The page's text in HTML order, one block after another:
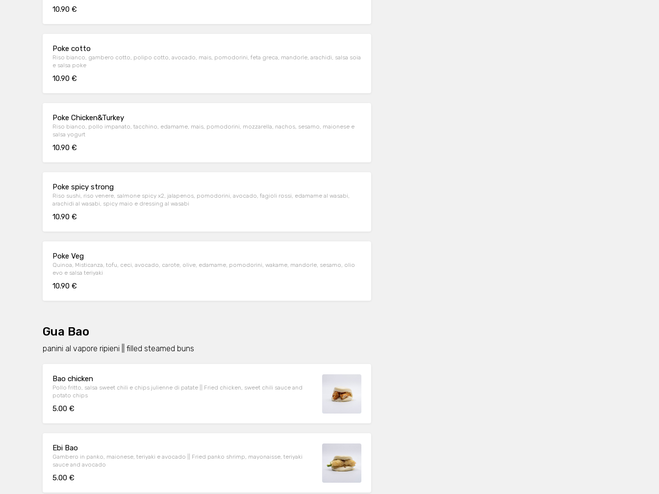
10.90 €
Poke cotto
Riso bianco, gambero cotto, polipo cotto, avocado, mais, pomodorini, feta greca, mandorle, arachidi, salsa soia
e salsa poke
10.90 €
Poke Chicken&Turkey
Riso bianco, pollo impanato, tacchino, edamame, mais, pomodorini, mozzarella, nachos, sesamo, maionese e
salsa yogurt
10.90 €
Poke spicy strong
Riso sushi, riso venere, salmone spicy x2, jalapenos, pomodorini, avocado, fagioli rossi, edamame al wasabi,
arachidi al wasabi, spicy maio e dressing al wasabi
10.90 €
Poke Veg
Quinoa, Misticanza, tofu, ceci, avocado, carote, olive, edamame, pomodorini, wakame, mandorle, sesamo, olio
evo e salsa teriyaki
10.90 €
Gua Bao
panini al vapore ripieni || filled steamed buns
Bao chicken
Pollo fritto, salsa sweet chili e chips julienne di patate || Fried chicken, sweet chili sauce and
potato chips
5.00 €
Ebi Bao
Gambero in panko, maionese, teriyaki e avocado || Fried panko shrimp, mayonaisse, teriyaki
sauce and avocado
5.00 €